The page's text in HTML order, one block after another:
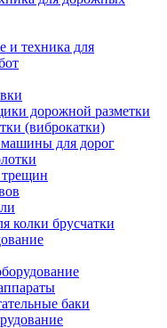
и техника для
дорожной разметки
(виброкатки)
для дорог
колки брусчатки
баки